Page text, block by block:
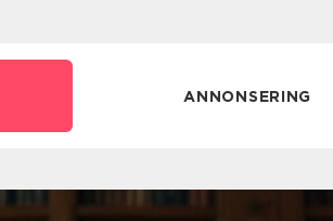
ANNONSERING